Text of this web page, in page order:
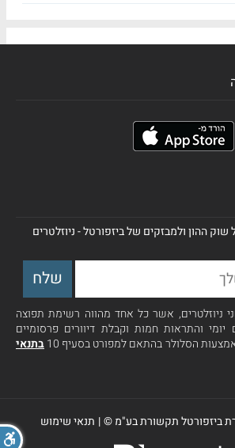
ההון ולמבזקים של ביזפורטל - ניוזלטרים
ניוזלטרים, אשר כל אחד מהווה רשימת תפוצה
והתראות חמות וקבלת דיוורים פרסומיים
הסלולר בהתאם למפורט בסעיף 10
בתנאי
ביזפורטל תקשורת בע"מ ©| תנאי שימוש